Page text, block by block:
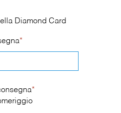
Diamond Card
*
*